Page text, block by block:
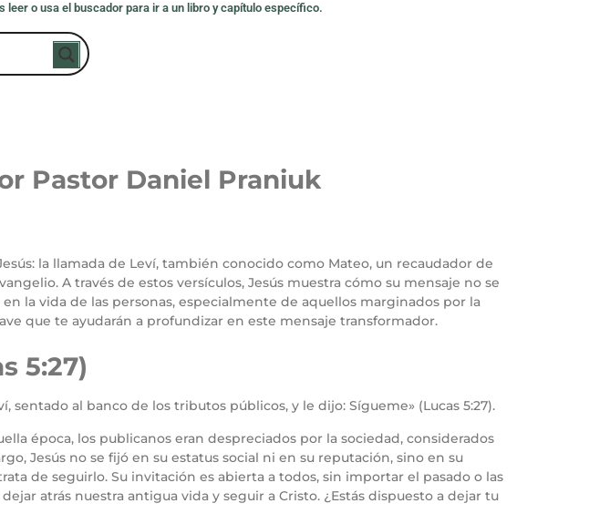
o usa el buscador para ir a un libro y capítulo específico.
Pastor Daniel Praniuk
la llamada de Leví, también conocido como Mateo, un recaudador de
A través de estos versículos, Jesús muestra cómo su mensaje no se
la vida de las personas, especialmente de aquellos marginados por la
que te ayudarán a profundizar en este mensaje transformador.
5:27)
sentado al banco de los tributos públicos, y le dijo: Sígueme» (Lucas 5:27).
época, los publicanos eran despreciados por la sociedad, considerados
Jesús no se fijó en su estatus social ni en su reputación, sino en su
de seguirlo. Su invitación es abierta a todos, sin importar el pasado o las
atrás nuestra antigua vida y seguir a Cristo. ¿Estás dispuesto a dejar tu